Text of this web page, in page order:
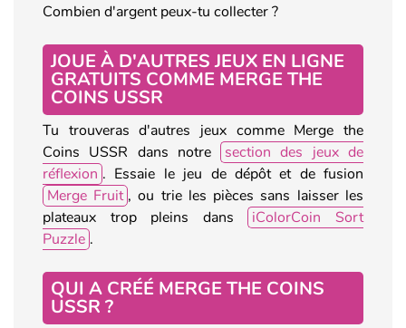
Combien d'argent peux-tu collecter ?
JOUE À D'AUTRES JEUX EN LIGNE
GRATUITS COMME MERGE THE
COINS USSR
Tu trouveras d'autres jeux comme Merge the
Coins USSR dans notre
section des jeux de
réflexion . Essaie le jeu de dépôt et de fusion
Merge Fruit , ou trie les pièces sans laisser les
plateaux trop pleins dans
iColorCoin Sort
Puzzle .
QUI A CRÉÉ MERGE THE COINS
USSR ?